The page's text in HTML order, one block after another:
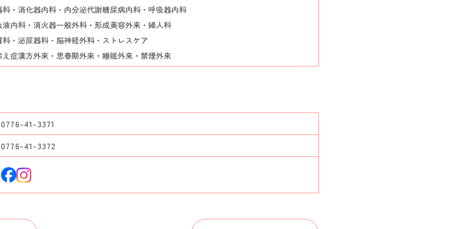
・消化器内科・内分泌代謝糖尿病内科・呼吸器内科
内科・消火器一般外科・形成美容外来・婦人科
・泌尿器科・脳神経外科・ストレスケア
症漢方外来・思春期外来・睡眠外来・禁煙外来
0776-41-3371
0776-41-3372